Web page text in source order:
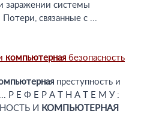
заражении системы
Потери, связанные с ...
компьютерная безопасность
преступность и
... Р Е Ф Е Р А Т Н А Т Е М У :
И
КОМПЬЮТЕРНАЯ